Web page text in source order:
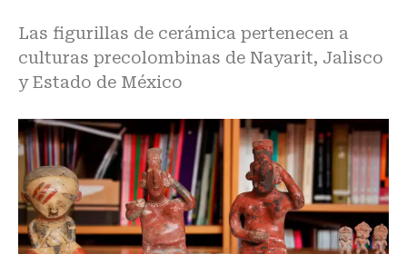
Las figurillas de cerámica pertenecen a
culturas precolombinas de Nayarit, Jalisco
y Estado de México